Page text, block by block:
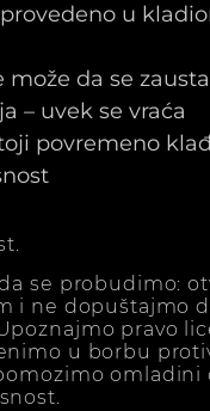
u
može da se
– uvek se vraća
povremeno
se probudimo:
i ne dopuštajmo
pravo
u borbu
omladini